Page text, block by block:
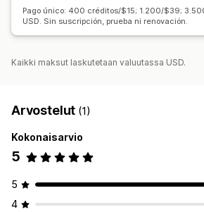
Pago único: 400 créditos/$15; 1.200/$39;
USD. Sin suscripción, prueba ni renovación.
Kaikki maksut laskutetaan valuutassa USD.
Arvostelut (1)
Kokonaisarvio
5
5
4